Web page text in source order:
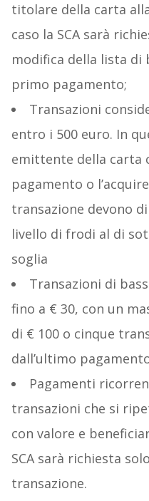
titolare della carta
caso la SCA sarà
modifica della lista di
primo pagamento;
Transazioni
entro i 500 euro. In
emittente della carta
pagamento o
transazione devono
livello di frodi al di
soglia
Transazioni di
fino a € 30, con un
di € 100 o cinque
dall’ultimo
Pagamenti
transazioni che si
con valore e
SCA sarà richiesta
transazione.